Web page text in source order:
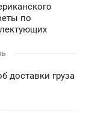
по
доставки груза